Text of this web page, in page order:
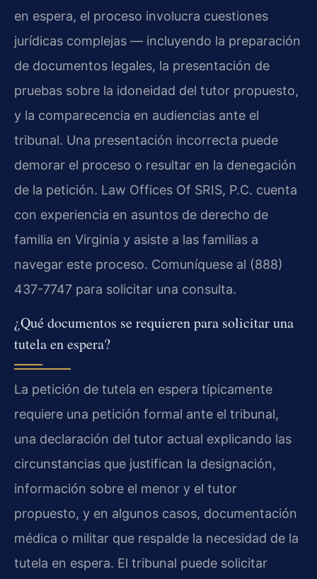
en espera, el proceso involucra cuestiones
jurídicas complejas — incluyendo la preparación
de documentos legales, la presentación de
pruebas sobre la idoneidad del tutor propuesto,
y la comparecencia en audiencias ante el
tribunal. Una presentación incorrecta puede
demorar el proceso o resultar en la denegación
de la petición. Law Offices Of SRIS, P.C. cuenta
con experiencia en asuntos de derecho de
familia en Virginia y asiste a las familias a
navegar este proceso. Comuníquese al (888)
437-7747 para solicitar una consulta.
¿Qué documentos se requieren para solicitar una
tutela en espera?
La petición de tutela en espera típicamente
requiere una petición formal ante el tribunal,
una declaración del tutor actual explicando las
circunstancias que justifican la designación,
información sobre el menor y el tutor
propuesto, y en algunos casos, documentación
médica o militar que respalde la necesidad de la
tutela en espera. El tribunal puede solicitar